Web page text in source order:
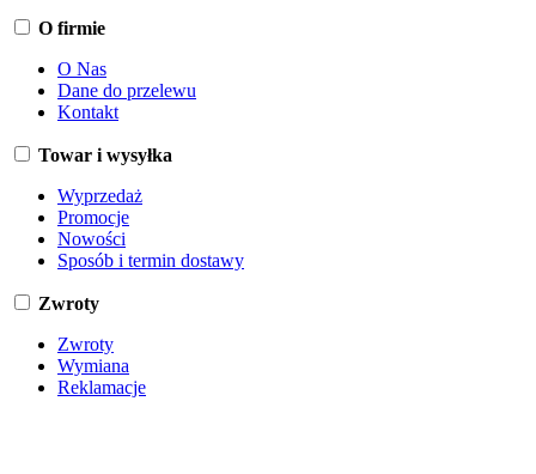
O firmie
O Nas
Dane do przelewu
Kontakt
Towar i wysyłka
Wyprzedaż
Promocje
Nowości
Sposób i termin dostawy
Zwroty
Zwroty
Wymiana
Reklamacje